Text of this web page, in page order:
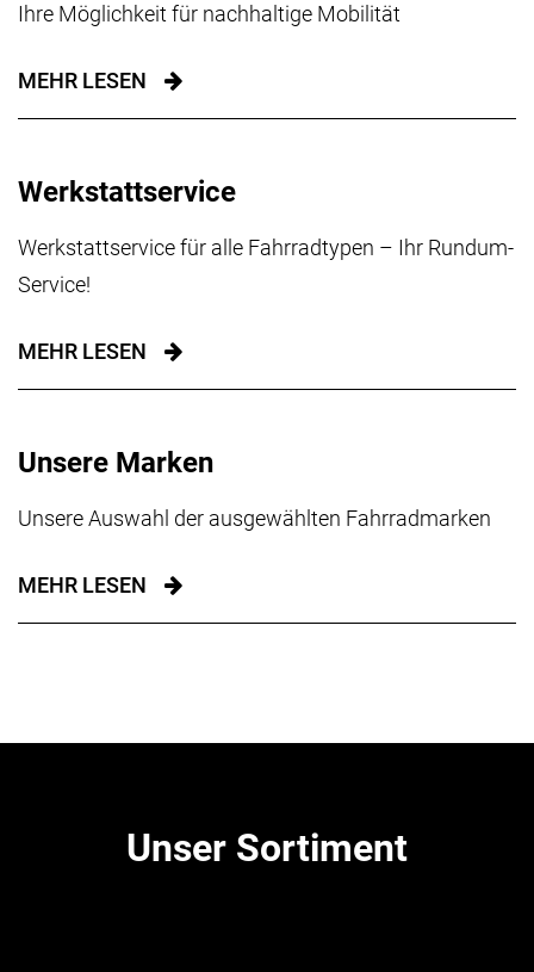
Ihre Möglichkeit für nachhaltige Mobilität
MEHR LESEN
Werkstattservice
Werkstattservice für alle Fahrradtypen – Ihr Rundum-
Service!
MEHR LESEN
Unsere Marken
Unsere Auswahl der ausgewählten Fahrradmarken
MEHR LESEN
Unser Sortiment